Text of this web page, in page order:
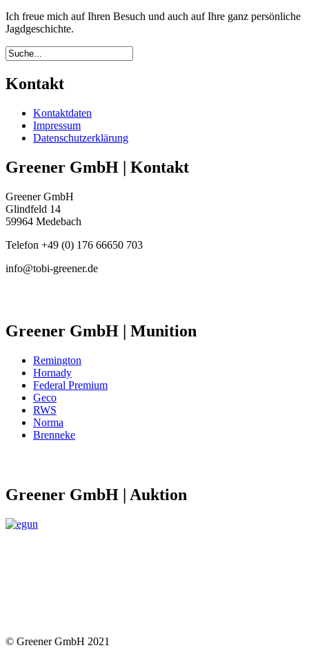
Ich freue mich auf Ihren Besuch und auch auf Ihre ganz persönliche
Jagdgeschichte.
Kontakt
Kontaktdaten
Impressum
Datenschutzerklärung
Greener GmbH | Kontakt
Greener GmbH
Glindfeld 14
59964 Medebach
Telefon +49 (0) 176 66650 703
info@tobi-greener.de
Greener GmbH | Munition
Remington
Hornady
Federal Premium
Geco
RWS
Norma
Brenneke
Greener GmbH | Auktion
© Greener GmbH 2021